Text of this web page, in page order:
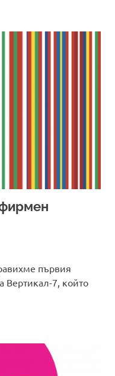
първия
Вертикал-7, който